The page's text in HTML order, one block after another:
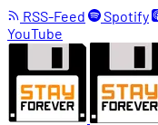
RSS-Feed Spotify
YouTube